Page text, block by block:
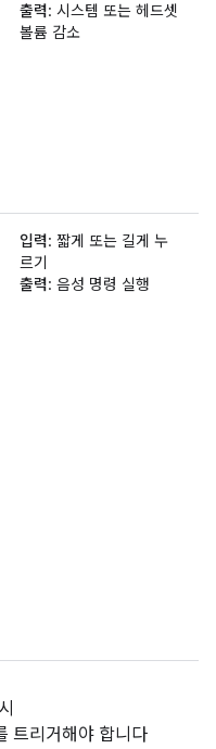
출력: 시스템 또는 헤드셋
볼륨 감소
입력: 짧게 또는 길게 누
르기
출력: 음성 명령 실행
트리거해야 합니다